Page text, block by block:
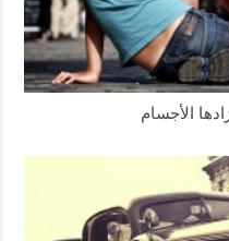
الأجسام